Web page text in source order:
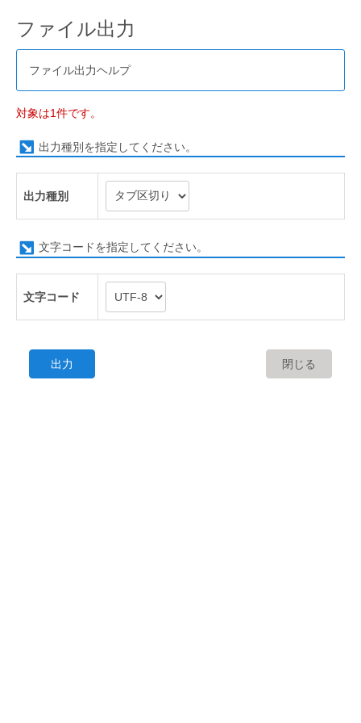
ファイル出力
ファイル出力ヘルプ
対象は1件です。
出力種別を指定してください。
出力種別
文字コードを指定してください。
文字コード